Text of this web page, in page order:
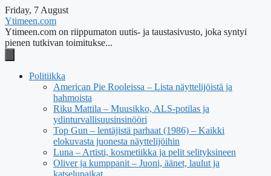
Friday, 7 August
Ytimeen.com
Ytimeen.com on riippumaton uutis- ja taustasivusto, joka syntyi
pienen tutkivan toimitukse...
Politiikka
American Pie Rooleissa – Lista näyttelijöistä ja
hahmoista
Riku Mattila – Muusikko, ALS-potilas ja
ydinturvallisuusinsinööri
Top Gun – lentäjistä parhaat (1986) – Kaikki
elokuvasta juonesta näyttelijöihin
Luna – Artisti, kosmetiikka ja pelit selityksineen
Oliver ja kumppanit – Juoni, äänet, laulut ja
katselupaikat